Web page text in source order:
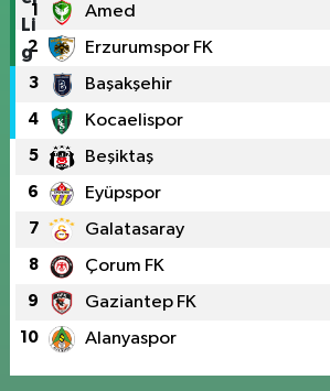
1 Amed
2 Erzurumspor FK
3 Başakşehir
4 Kocaelispor
5 Beşiktaş
6 Eyüpspor
7 Galatasaray
8 Çorum FK
9 Gaziantep FK
10 Alanyaspor